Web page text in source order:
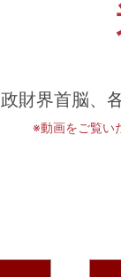
政財界首脳、
※動画をご覧い